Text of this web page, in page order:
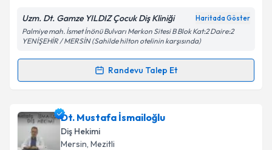
Kişisel verilerimin işlenmesine ilişkinAydınlatma
'ni okudum ve kişisel verilerimin belirtilen
kapsamda işlenmesini kabul ediyorum.
Takvim Talebini Gönder
Uzm. Dt. Gamze YILDIZ Çocuk Diş Kliniği Haritada Göster
Palmiye mah. İsmet İnönü Bulvarı Merkon Sitesi B Blok Kat:2 Daire:2
YENİŞEHİR / MERSİN (Sahilde hilton otelinin karşısında)
Randevu Talep Et
Randevu Takvimi Talebi
Uzm. Dt. Gamze Yıldıziçin randevu takvimi talebi
oluşturun. Size bu uzmandan randevu almanız için bir
takvim hazırlandığında e-posta ile bilgilendireceğiz.
Dt. Mustafa İsmailoğlu
Diş Hekimi
Mersin, Mezitli